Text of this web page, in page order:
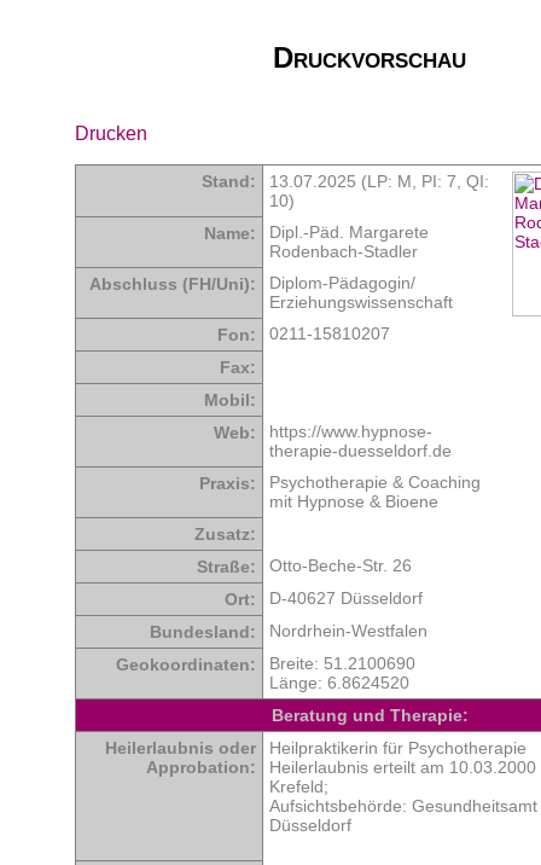
Druckvorschau
Drucken
Stand: 13.07.2025 (LP: M, PI: 7 QI:
10)
Name:
Dipl.-Päd. Margarete
Rodenbach-Stadler
Abschluss (FH/Uni):
Diplom-Pädagogin/
Erziehungswissenschaft
Fon:
0211-15810207
Fax:
Mobil:
Web:
https://www.hypnose-
therapie-duesseldorf.de
Praxis:
Psychotherapie & Coaching
mit Hypnose & Bioene
Zusatz:
Straße:
Otto-Beche-Str. 26
Ort:
D-40627 Düsseldorf
Bundesland:
Nordrhein-Westfalen
Geokoordinaten:
Breite: 51.2100690
Länge: 6.8624520
Beratung und Therapie:
Heilerlaubnis oder
Approbation:
Heilpraktikerin für Psychotherapie
Heilerlaubnis erteilt am
Krefeld;
Aufsichtsbehörde:
Düsseldorf